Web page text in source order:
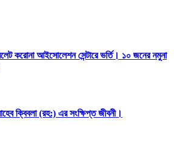
করোনা আইসোলেশন সেন্টারে ভর্তি। ১০ জনের নমুনা
ক্বিবলা (রহ:) এর সংক্ষিপ্ত জীবনী।